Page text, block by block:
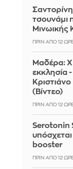
τσουνάμι
Μινωικής
ΠΡΙΝ ΑΠΌ 12
Μαδέρα:
εκκλησία
(Βίντεο)
ΠΡΙΝ ΑΠΌ 12
Serotonin
booster
ΠΡΙΝ ΑΠΌ 12